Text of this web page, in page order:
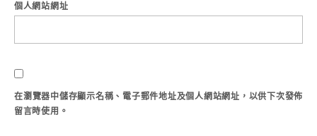
個人網站網址
在瀏覽器中儲存顯示名稱、電子郵件地址及個人網站網址，以供下次發佈
留言時使用。